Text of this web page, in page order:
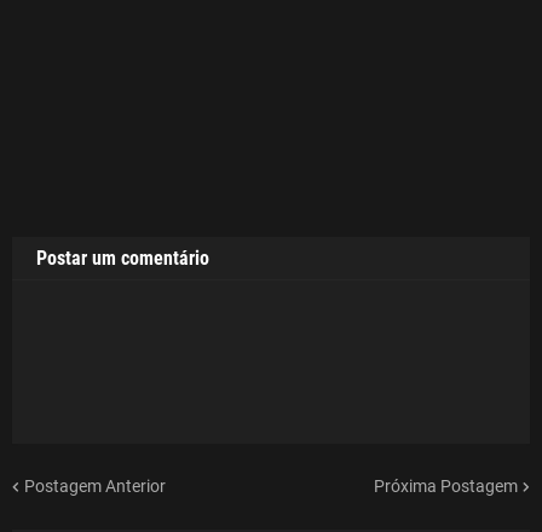
Postar um comentário
Postagem Anterior Próxima Postagem